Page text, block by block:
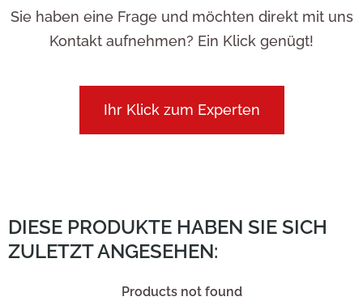
Sie haben eine Frage und möchten direkt mit uns
Kontakt aufnehmen? Ein Klick genügt!
Ihr Klick zum Experten
DIESE PRODUKTE HABEN SIE SICH
ZULETZT ANGESEHEN:
Products not found